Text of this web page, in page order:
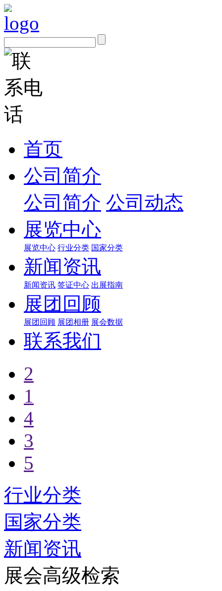
首页
公司简介
公司简介 公司动态
展览中心
展览中心 行业分类 国家分类
新闻资讯
新闻资讯 签证中心 出展指南
展团回顾
展团回顾 展团相册 展会数据
联系我们
2
1
4
3
5
行业分类
国家分类
新闻资讯
展会高级检索